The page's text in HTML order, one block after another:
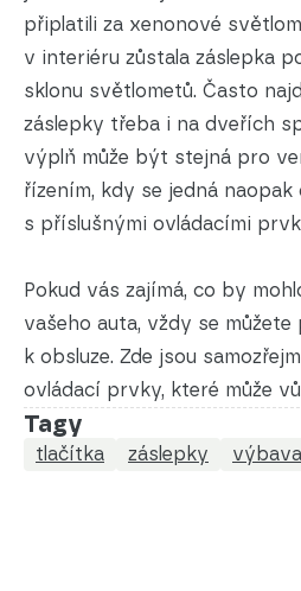
připlatili za xenonové
v interiéru zůstala záslepka
sklonu světlometů. Často
záslepky třeba i na dveřích
výplň může být stejná pro
řízením, kdy se jedná naopak
s příslušnými ovládacími
Pokud vás zajímá, co by
vašeho auta, vždy se
k obsluze. Zde jsou
ovládací prvky, které může
Tagy
tlačítka záslepky výbava